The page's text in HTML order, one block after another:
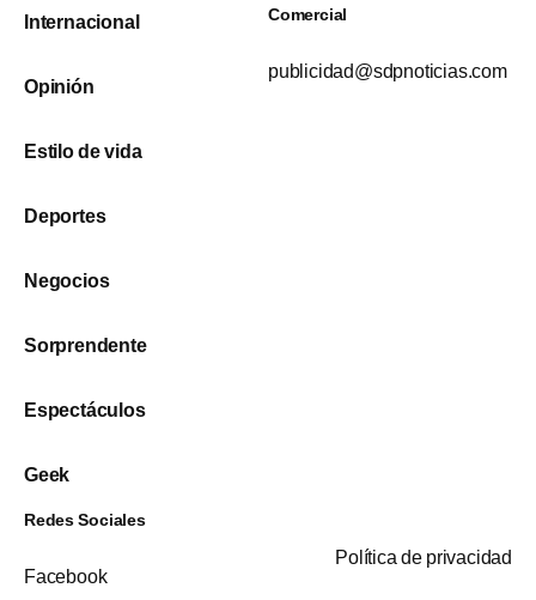
Internacional
Opinión
Estilo de vida
Deportes
Negocios
Sorprendente
Espectáculos
Geek
Comercial
publicidad@sdpnoticias.com
Redes Sociales
Facebook
Política de privacidad